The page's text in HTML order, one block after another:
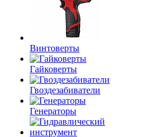
Винтоверты
Гайковерты
Гвоздезабиватели
Генераторы